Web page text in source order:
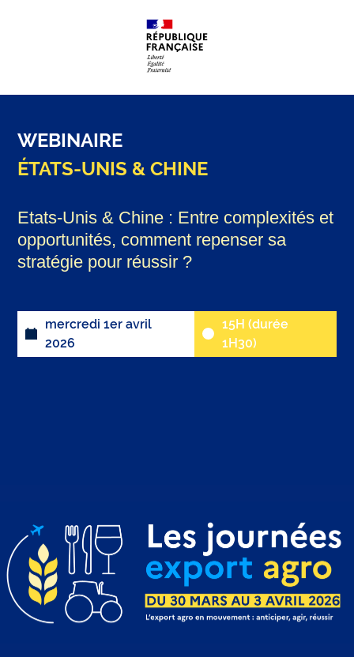
WEBINAIRE
ÉTATS-UNIS & CHINE
Etats-Unis & Chine : Entre complexités et
opportunités, comment repenser sa
stratégie pour réussir ?
mercredi 1er avril
2026
15H (durée
1H30)